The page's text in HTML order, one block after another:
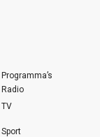
Programma’s
Radio
TV
Sport